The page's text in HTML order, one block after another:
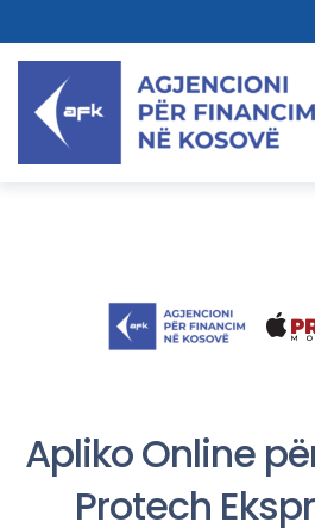
Apliko Online
Protech